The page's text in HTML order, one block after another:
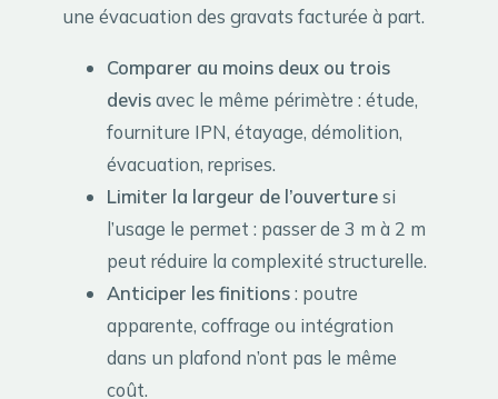
une évacuation des gravats facturée à part.
Comparer au moins deux ou trois
devisavec le même périmètre : étude,
fourniture IPN, étayage, démolition,
évacuation, reprises.
Limiter la largeur de l’ouverturesi
l’usage le permet : passer de 3 m à 2 m
peut réduire la complexité structurelle.
Anticiper les finitions: poutre
apparente, coffrage ou intégration
dans un plafond n’ont pas le même
coût.